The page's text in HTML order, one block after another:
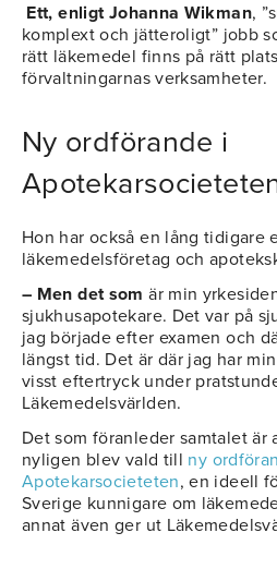
Ett, enligt Johanna Wikman,
komplext och jätteroligt” jobb
rätt läkemedel finns på rätt
förvaltningarnas verksamheter.
Ny ordförande i
Hon har också en lång tidigare
läkemedelsföretag och
– Men det som är min
sjukhusapotekare. Det var på
jag började efter examen och
längst tid. Det är där jag har
visst eftertryck under
Läkemedelsvärlden.
Det som föranleder samtalet är
nyligen blev vald till ny
Apotekarsocieteten, en ideell
Sverige kunnigare om
annat även ger ut